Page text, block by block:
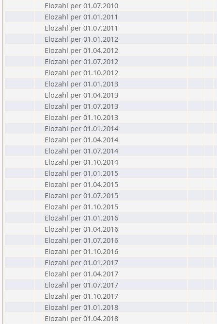
Elozahl per 01.07.2010
Elozahl per 01.01.2011
Elozahl per 01.07.2011
Elozahl per 01.01.2012
Elozahl per 01.04.2012
Elozahl per 01.07.2012
Elozahl per 01.10.2012
Elozahl per 01.01.2013
Elozahl per 01.04.2013
Elozahl per 01.07.2013
Elozahl per 01.10.2013
Elozahl per 01.01.2014
Elozahl per 01.04.2014
Elozahl per 01.07.2014
Elozahl per 01.10.2014
Elozahl per 01.01.2015
Elozahl per 01.04.2015
Elozahl per 01.07.2015
Elozahl per 01.10.2015
Elozahl per 01.01.2016
Elozahl per 01.04.2016
Elozahl per 01.07.2016
Elozahl per 01.10.2016
Elozahl per 01.01.2017
Elozahl per 01.04.2017
Elozahl per 01.07.2017
Elozahl per 01.10.2017
Elozahl per 01.01.2018
Elozahl per 01.04.2018